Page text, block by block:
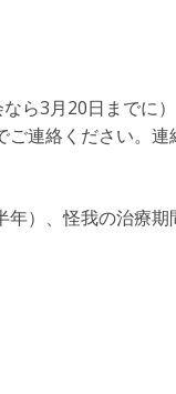
ら3月20日までに
ご連絡ください。
）、怪我の治療